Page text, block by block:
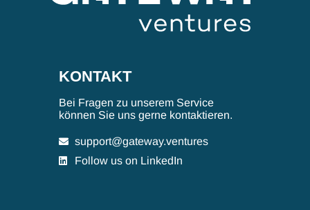
KONTAKT
Bei Fragen zu unserem Service
können Sie uns gerne kontaktieren.
support@gateway.ventures
Follow us on LinkedIn